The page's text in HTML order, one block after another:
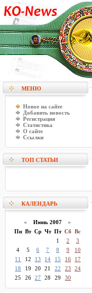
МЕНЮ
Новое на сайте
Добавить новость
Регистрация
Статистика
О сайте
Ссылки
ТОП СТАТЬИ
КАЛЕНДАРЬ
« Июнь 2007 »
Пн Вт Ср Чт Пт Сб Вс
1
2
3
4
5 6 7 8 9
10
11
12 13 14 15 16
17
18
19 20 21 22 23
24
25
26 27 28 29 30